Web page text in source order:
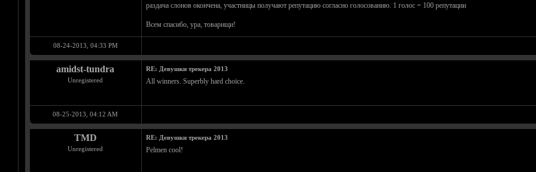
раздача слонов окончена, участницы получают репутацию согласно голосованию. 1 голос = 100 репутации
Всем спасибо, ура, товарищи!
08-24-2013, 04:33 PM
amidst-tundra
Unregistered
RE: Девушки трекера 2013
All winners. Superbly hard choice.
08-25-2013, 04:12 AM
TMD
Unregistered
RE: Девушки трекера 2013
Pelmen cool!